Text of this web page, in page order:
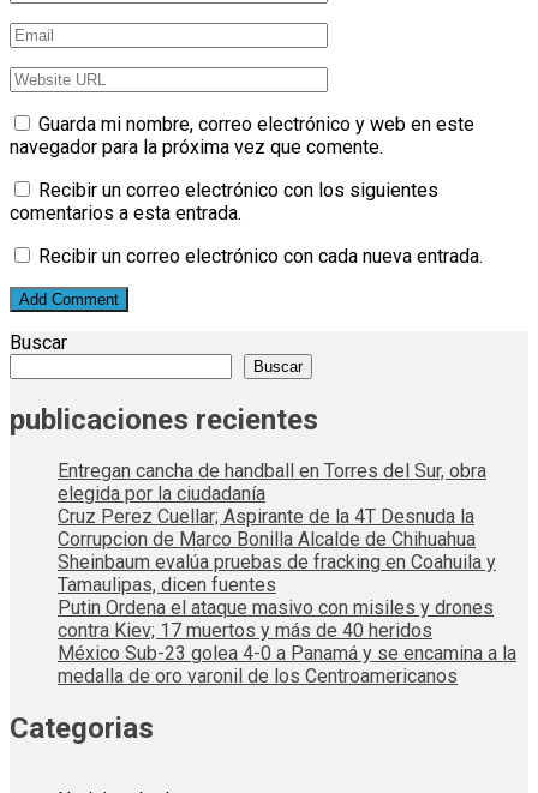
Guarda mi nombre, correo electrónico y web en este
navegador para la próxima vez que comente.
Recibir un correo electrónico con los siguientes
comentarios a esta entrada.
Recibir un correo electrónico con cada nueva entrada.
Buscar
Buscar
publicaciones recientes
Entregan cancha de handball en Torres del Sur, obra
elegida por la ciudadanía
Cruz Perez Cuellar; Aspirante de la 4T Desnuda la
Corrupcion de Marco Bonilla Alcalde de Chihuahua
Sheinbaum evalúa pruebas de fracking en Coahuila y
Tamaulipas, dicen fuentes
Putin Ordena el ataque masivo con misiles y drones
contra Kiev; 17 muertos y más de 40 heridos
México Sub-23 golea 4-0 a Panamá y se encamina a la
medalla de oro varonil de los Centroamericanos
Categorias